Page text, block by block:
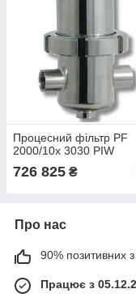
Процесний фільтр PF
2000/10x 3030 PIW
726 825 ₴
Про нас
90% позитивних з
Працює з